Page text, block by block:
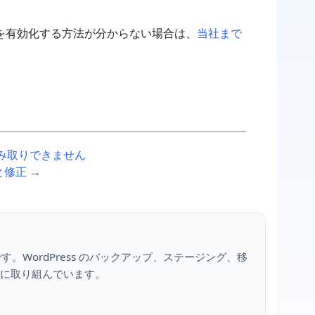
効化する方法が分からない場合は、 当社まで
取りできません
修正 →
。WordPress のバックアップ、ステージング、移
取り組んでいます。